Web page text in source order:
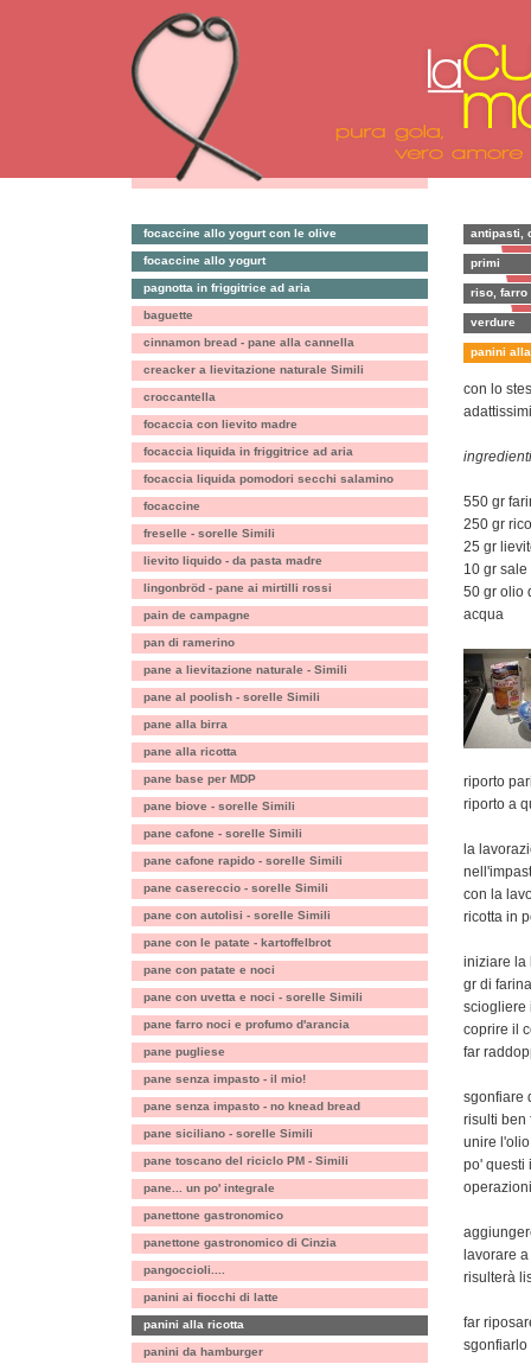
antipasti,
primi
riso, farro
verdure
focaccine allo yogurt con le olive
focaccine allo yogurt
pagnotta in friggitrice ad aria
baguette
cinnamon bread - pane alla cannella
creacker a lievitazione naturale Simili
croccantella
focaccia con lievito madre
focaccia liquida in friggitrice ad aria
focaccia liquida pomodori secchi salamino
focaccine
freselle - sorelle Simili
lievito liquido - da pasta madre
lingonbröd - pane ai mirtilli rossi
pain de campagne
pan di ramerino
pane a lievitazione naturale - Simili
pane al poolish - sorelle Simili
pane alla birra
pane alla ricotta
pane base per MDP
pane biove - sorelle Simili
pane cafone - sorelle Simili
pane cafone rapido - sorelle Simili
pane casereccio - sorelle Simili
pane con autolisi - sorelle Simili
pane con le patate - kartoffelbrot
pane con patate e noci
pane con uvetta e noci - sorelle Simili
pane farro noci e profumo d'arancia
pane pugliese
pane senza impasto - il mio!
pane senza impasto - no knead bread
pane siciliano - sorelle Simili
pane toscano del riciclo PM - Simili
pane... un po' integrale
panettone gastronomico
panettone gastronomico di Cinzia
pangoccioli....
panini ai fiocchi di latte
panini alla ricotta
panini da hamburger
panini
con lo
550 gr
250 gr
25 gr
10 gr sale
50 gr olio
acqua
riporto
riporto a
la
con la
ricotta in
iniziare la
gr di
sciogliere
coprire il
far
sgonfiare
risulti ben
unire
po' questi
lavorare
risulterà
far
sgonfiarlo